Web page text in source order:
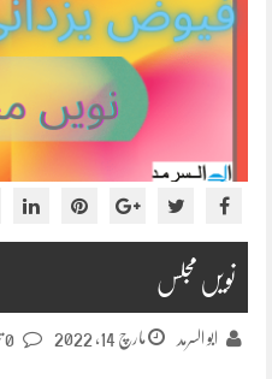
نویں مجلس
ابو السرمد مارچ 14, 2022